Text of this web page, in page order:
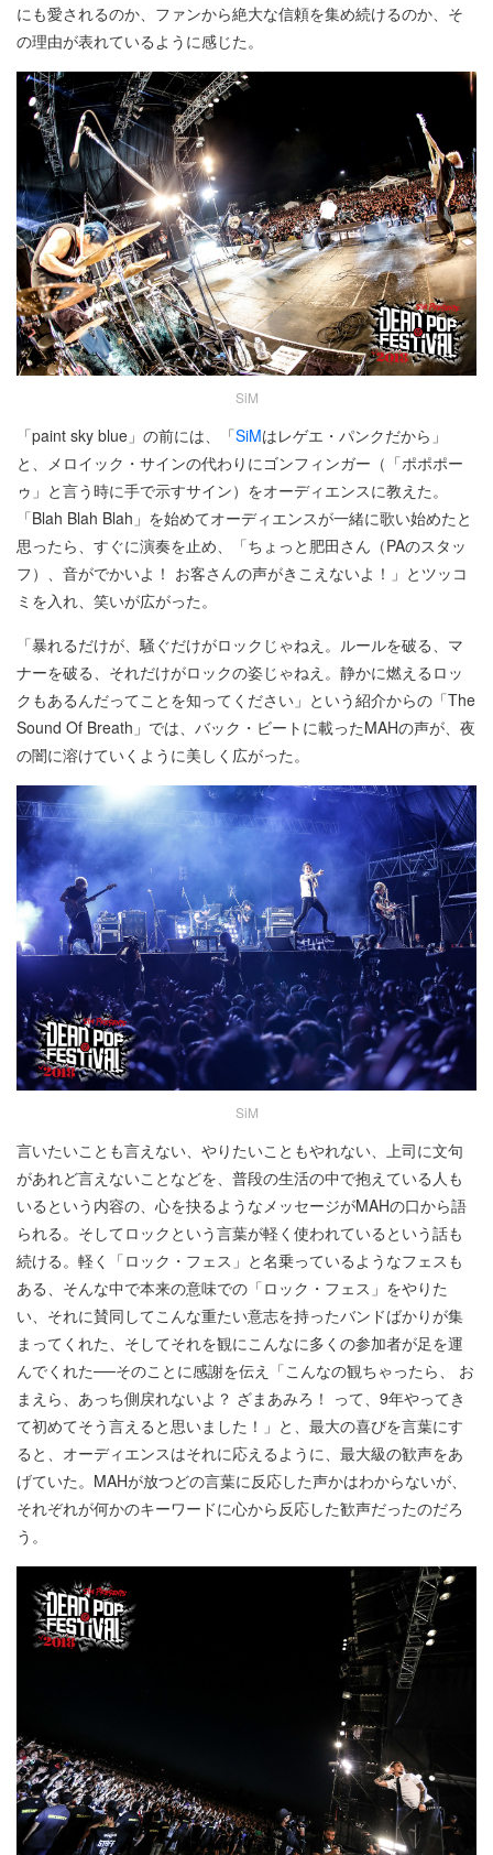
にも愛されるのか、ファンから絶大な信頼を集め続けるのか、そ
の理由が表れているように感じた。
SiM
「paint sky blue」の前には、「SiMはレゲエ・パンクだから」
と、メロイック・サインの代わりにゴンフィンガー（「ポポポー
ゥ」と言う時に手で示すサイン）をオーディエンスに教えた。
「Blah Blah Blah」を始めてオーディエンスが一緒に歌い始めたと
思ったら、すぐに演奏を止め、「ちょっと肥田さん（PAのスタッ
フ）、音がでかいよ！ お客さんの声がきこえないよ！」とツッコ
ミを入れ、笑いが広がった。
「暴れるだけが、騒ぐだけがロックじゃねえ。ルールを破る、マ
ナーを破る、それだけがロックの姿じゃねえ。静かに燃えるロッ
クもあるんだってことを知ってください」という紹介からの「The
Sound Of Breath」では、バック・ビートに載ったMAHの声が、夜
の闇に溶けていくように美しく広がった。
SiM
言いたいことも言えない、やりたいこともやれない、上司に文句
があれど言えないことなどを、普段の生活の中で抱えている人も
いるという内容の、心を抉るようなメッセージがMAHの口から語
られる。そしてロックという言葉が軽く使われているという話も
続ける。軽く「ロック・フェス」と名乗っているようなフェスも
ある、そんな中で本来の意味での「ロック・フェス」をやりた
い、それに賛同してこんな重たい意志を持ったバンドばかりが集
まってくれた、そしてそれを観にこんなに多くの参加者が足を運
んでくれた──そのことに感謝を伝え「こんなの観ちゃったら、 お
まえら、あっち側戻れないよ？ ざまあみろ！ って、9年やってき
て初めてそう言えると思いました！」と、最大の喜びを言葉にす
ると、オーディエンスはそれに応えるように、最大級の歓声をあ
げていた。MAHが放つどの言葉に反応した声かはわからないが、
それぞれが何かのキーワードに心から反応した歓声だったのだろ
う。